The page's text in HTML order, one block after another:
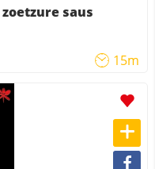
saus
15m